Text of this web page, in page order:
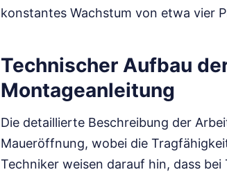
konstantes Wachstum von etwa vier
Technischer Aufbau
Montageanleitung
Die detaillierte Beschreibung der
Maueröffnung, wobei die
Techniker weisen darauf hin, dass